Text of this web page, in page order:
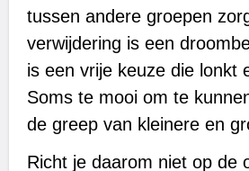
tussen andere groepen
verwijdering is een
is een vrije keuze die lonkt
Soms te mooi om te
de greep van kleinere en
Richt je daarom niet op de